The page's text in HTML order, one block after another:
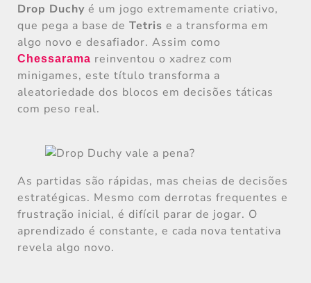
Drop Duchy é um jogo extremamente criativo,
que pega a base de Tetris e a transforma em
algo novo e desafiador. Assim como
Chessarama reinventou o xadrez com
minigames, este título transforma a
aleatoriedade dos blocos em decisões táticas
com peso real.
As partidas são rápidas, mas cheias de decisões
estratégicas. Mesmo com derrotas frequentes e
frustração inicial, é difícil parar de jogar. O
aprendizado é constante, e cada nova tentativa
revela algo novo.